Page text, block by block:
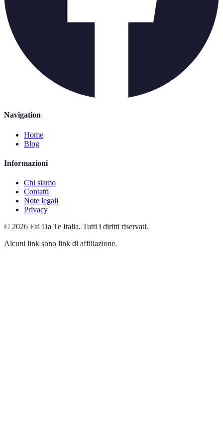
Navigation
Home
Blog
Informazioni
Chi siamo
Contatti
Note legali
Privacy
© 2026 Fai Da Te Italia. Tutti i diritti riservati.
Alcuni link sono link di affiliazione.